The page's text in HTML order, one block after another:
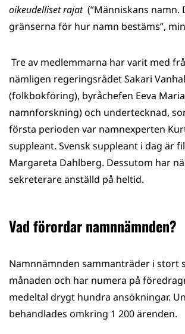
oikeudelliset rajat(”Människans namn.
gränserna för hur namn bestäms”,
Tre av medlemmarna har varit med
nämligen regeringsrådet Sakari
(folkbokföring), byråchefen Eeva
namnforskning) och undertecknad,
första perioden var namnexperten
suppleant. Svensk suppleant i dag är
Margareta Dahlberg. Dessutom har
sekreterare anställd på heltid.
Vad förordar namnnämnden?
Namnnämnden sammanträder i stort
månaden och har numera på
medeltal drygt hundra ansökningar.
behandlades omkring 1 200 ärenden.